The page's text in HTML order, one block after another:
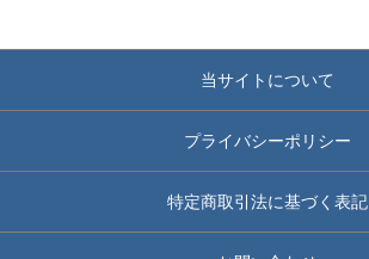
当サイトについて
プライバシーポリシー
特定商取引法に基づく表記